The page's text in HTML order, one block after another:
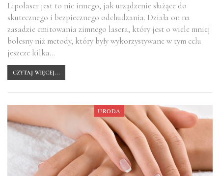
Lipolaser jest to nic innego, jak urządzenie służące do
skutecznego i bezpiecznego odchudzania. Działa on na
zasadzie emitowania zimnego lasera, który jest o wiele mniej
bolesny niż metody, który były wykorzystywane w tym celu
jeszcze kilka…
CZYTAJ WIĘCEJ...
URODA